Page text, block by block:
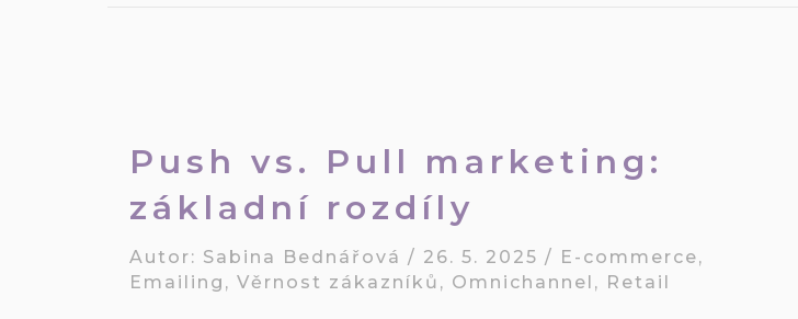
Push vs. Pull marketing:
základní rozdíly
Autor: Sabina Bednářová / 26. 5. 2025 / E-commerce,
Emailing , Věrnost zákazníků , Omnichannel , Retail